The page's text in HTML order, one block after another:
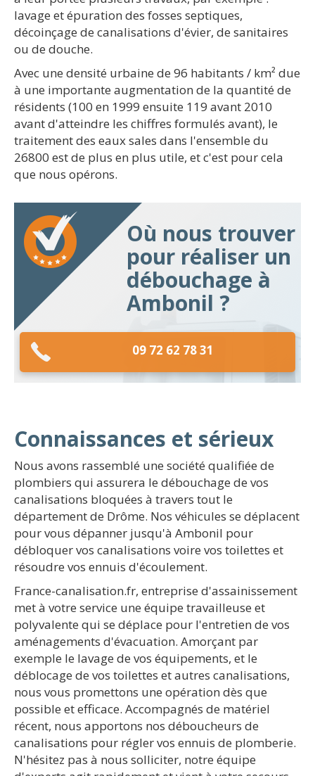
lavage et épuration des fosses septiques,
décoinçage de canalisations d'évier, de sanitaires
ou de douche.
Avec une densité urbaine de 96 habitants / km² due
à une importante augmentation de la quantité de
résidents (100 en 1999 ensuite 119 avant 2010
avant d'atteindre les chiffres formulés avant), le
traitement des eaux sales dans l'ensemble du
26800 est de plus en plus utile, et c'est pour cela
que nous opérons.
Où nous trouver
pour réaliser un
débouchage à
Ambonil ?
09 72 62 78 31
Connaissances et sérieux
Nous avons rassemblé une société qualifiée de
plombiers qui assurera le débouchage de vos
canalisations bloquées à travers tout le
département de Drôme. Nos véhicules se déplacent
pour vous dépanner jusqu'à Ambonil pour
débloquer vos canalisations voire vos toilettes et
résoudre vos ennuis d'écoulement.
France-canalisation.fr, entreprise d'assainissement
met à votre service une équipe travailleuse et
polyvalente qui se déplace pour l'entretien de vos
aménagements d'évacuation. Amorçant par
exemple le lavage de vos équipements, et le
déblocage de vos toilettes et autres canalisations,
nous vous promettons une opération dès que
possible et efficace. Accompagnés de matériel
récent, nous apportons nos déboucheurs de
canalisations pour régler vos ennuis de plomberie.
N'hésitez pas à nous solliciter, notre équipe